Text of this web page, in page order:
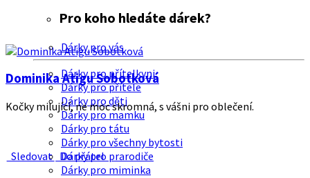
Pro koho hledáte dárek?
Dárky pro vás
Dárky pro přítelkyni
Dárky pro přítele
Dárky pro děti
Dárky pro mamku
Dárky pro tátu
Dárky pro všechny bytosti
Dárky pro prarodiče
Dárky pro miminka
Dominika Atigu Sobotková
Kočky milující, ne moc skromná, s vášni pro oblečení.
Sledovat Do přátel